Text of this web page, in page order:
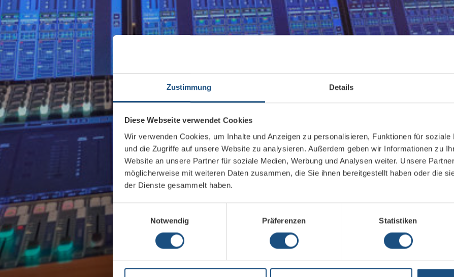
Zustimmung Details
Diese Webseite verwendet Cookies
Wir verwenden Cookies, um Inhalte und Anzeigen zu personalisieren, Funktionen für soziale
und die Zugriffe auf unsere Website zu analysieren. Außerdem geben wir Informationen zu
Website an unsere Partner für soziale Medien, Werbung und Analysen weiter. Unsere
möglicherweise mit weiteren Daten zusammen, die Sie ihnen bereitgestellt haben oder die
der Dienste gesammelt haben.
Notwendig
Präferenzen Statistiken